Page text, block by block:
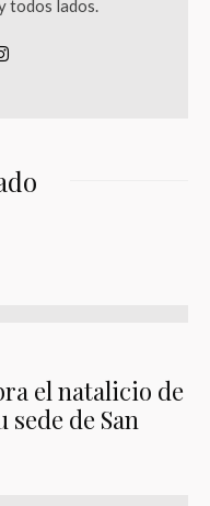
todos lados.
el natalicio de
de San